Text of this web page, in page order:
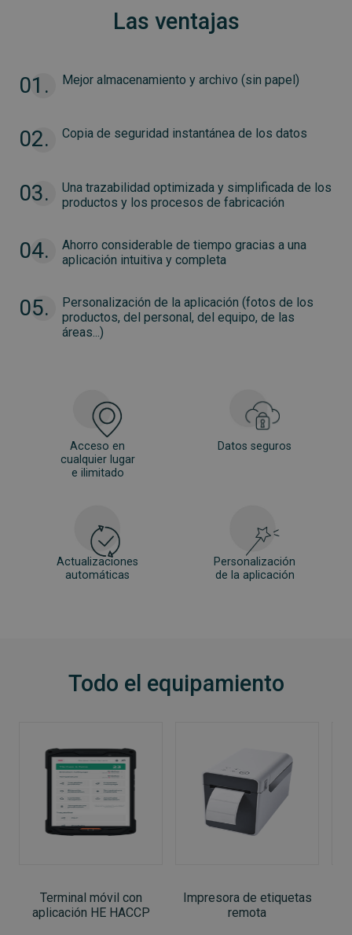
Las ventajas
01. Mejor almacenamiento y archivo (sin papel)
02. Copia de seguridad instantánea de los datos
03. Una trazabilidad optimizada y simplificada de los
productos y los procesos de fabricación
04.
Ahorro considerable de tiempo gracias a una
aplicación intuitiva y completa
05.
Personalización de la aplicación (fotos de los
productos, del personal, del equipo, de las
áreas...)
Acceso en
cualquier lugar
e ilimitado
Datos seguros
Actualizaciones
automáticas
Personalización
de la aplicación
Todo el equipamiento
Terminal móvil con
aplicación HE HACCP
Impresora de etiquetas
remota